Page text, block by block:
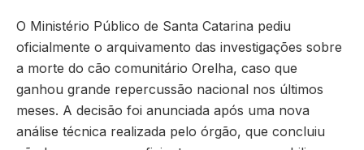
O Ministério Público de Santa Catarina pediu
oficialmente o arquivamento das investigações sobre
a morte do cão comunitário Orelha, caso que
ganhou grande repercussão nacional nos últimos
meses. A decisão foi anunciada após uma nova
análise técnica realizada pelo órgão, que concluiu